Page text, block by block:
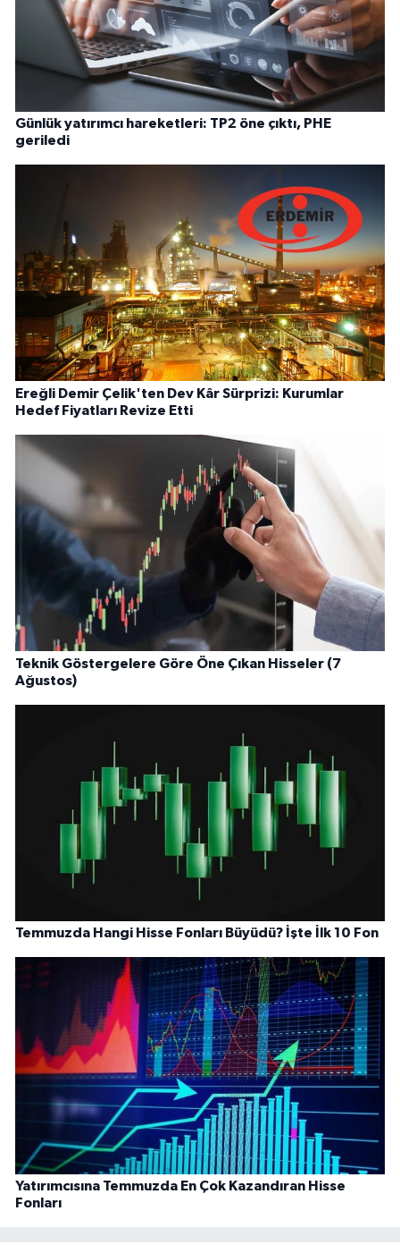
Günlük yatırımcı hareketleri: TP2 öne çıktı, PHE
geriledi
Ereğli Demir Çelik'ten Dev Kâr Sürprizi: Kurumlar
Hedef Fiyatları Revize Etti
Teknik Göstergelere Göre Öne Çıkan Hisseler (7
Ağustos)
Temmuzda Hangi Hisse Fonları Büyüdü? İşte İlk 10 Fon
Yatırımcısına Temmuzda En Çok Kazandıran Hisse
Fonları